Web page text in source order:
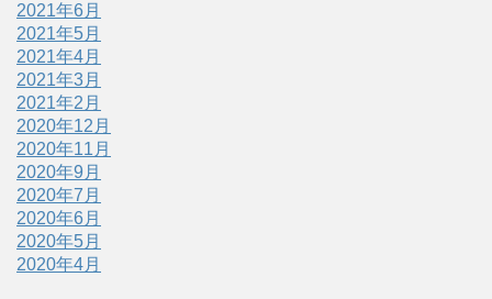
2021年6月
2021年5月
2021年4月
2021年3月
2021年2月
2020年12月
2020年11月
2020年9月
2020年7月
2020年6月
2020年5月
2020年4月